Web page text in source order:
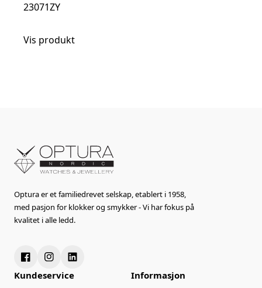
23071ZY
Vis produkt
Optura er et familiedrevet selskap, etablert i 1958,
med pasjon for klokker og smykker - Vi har fokus på
kvalitet i alle ledd.
Kundeservice Informasjon